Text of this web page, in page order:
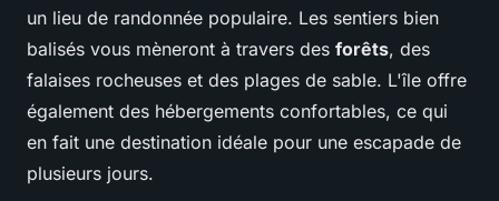
un lieu de randonnée populaire. Les sentiers bien
balisés vous mèneront à travers des forêts, des
falaises rocheuses et des plages de sable. L'île offre
également des hébergements confortables, ce qui
en fait une destination idéale pour une escapade de
plusieurs jours.